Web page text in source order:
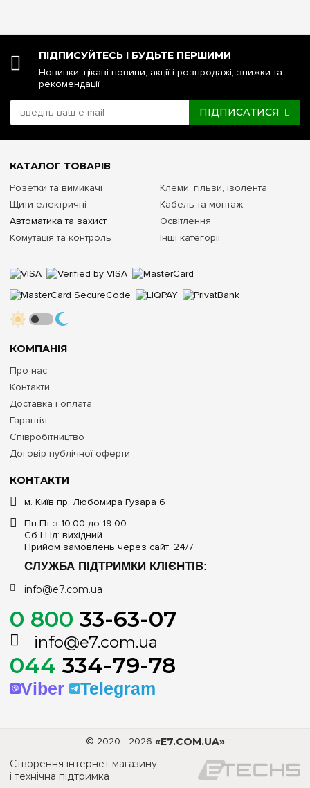
ПІДПИСУЙТЕСЬ І БУДЬТЕ ПЕРШИМИ
Новинки, цікаві новини, акції і розпродажі, знижки та
рекомендації
ПІДПИСАТИСЯ
КОНТАКТИ
м. Київ пр. Любомира Гузара 6
Пн-Пт з 10:00 до 19:00
Сб | Нд: вихідний
Прийом замовлень через сайт: 24/7
СЛУЖБА ПІДТРИМКИ КЛІЄНТІВ:
info@e7.com.ua
0 800 33-63-07
info@e7.com.ua
044 334-79-78
Viber Telegram
КОМПАНІЯ
Про нас
Контакти
Доставка і оплата
Гарантія
Співробітництво
Договір публічної оферти
КАТАЛОГ ТОВАРІВ
Розетки та вимикачі
Щити електричні
Автоматика та захист
Комутація та контроль
Клеми, гільзи, ізолента
Кабель та монтаж
Освітлення
Інші категорії
© 2020—2026 «E7.COM.UA»
Створення інтернет магазину
і технічна підтримка